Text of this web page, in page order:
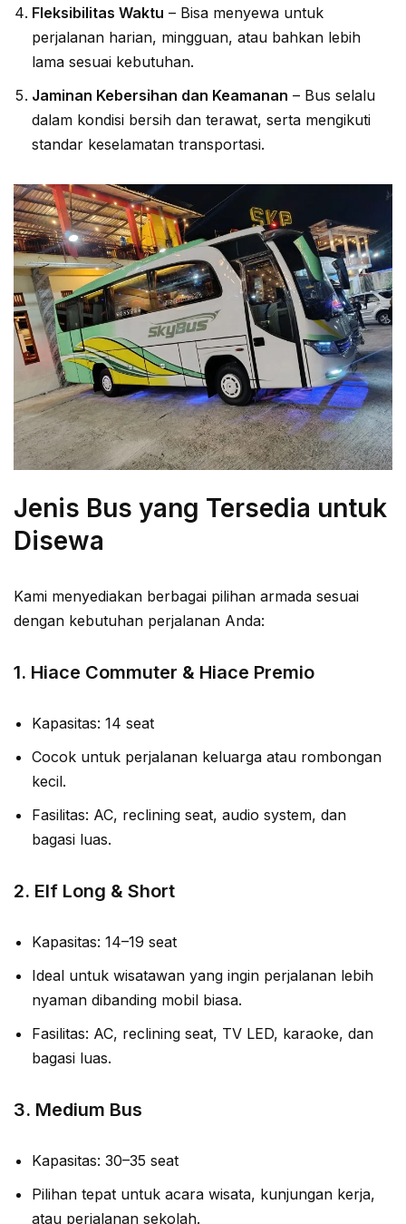
Fleksibilitas Waktu – Bisa menyewa untuk
perjalanan harian, mingguan, atau bahkan lebih
lama sesuai kebutuhan.
Jaminan Kebersihan dan Keamanan – Bus selalu
dalam kondisi bersih dan terawat, serta mengikuti
standar keselamatan transportasi.
Jenis Bus yang Tersedia untuk
Disewa
Kami menyediakan berbagai pilihan armada sesuai
dengan kebutuhan perjalanan Anda:
1. Hiace Commuter & Hiace Premio
Kapasitas: 14 seat
Cocok untuk perjalanan keluarga atau rombongan
kecil.
Fasilitas: AC, reclining seat, audio system, dan
bagasi luas.
2. Elf Long & Short
Kapasitas: 14–19 seat
Ideal untuk wisatawan yang ingin perjalanan lebih
nyaman dibanding mobil biasa.
Fasilitas: AC, reclining seat, TV LED, karaoke, dan
bagasi luas.
3. Medium Bus
Kapasitas: 30–35 seat
Pilihan tepat untuk acara wisata, kunjungan kerja,
atau perjalanan sekolah.